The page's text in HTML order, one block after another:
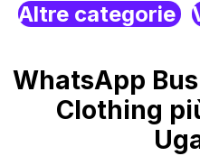
Altre categorie
WhatsApp
Clothing